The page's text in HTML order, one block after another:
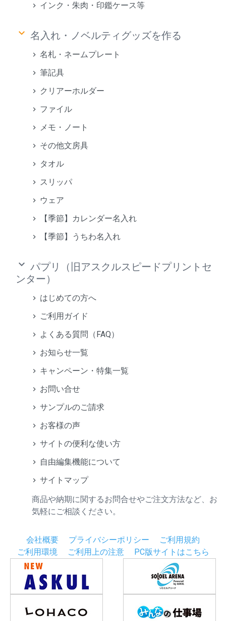
インク・朱肉・印鑑ケース等
keyboard_arrow_down 名入れ・ノベルティグッズを作る
名札・ネームプレート
筆記具
クリアーホルダー
ファイル
メモ・ノート
その他文房具
タオル
スリッパ
ウェア
【季節】カレンダー名入れ
【季節】うちわ名入れ
keyboard_arrow_down パプリ（旧アスクルスピードプリントセ
ンター）
はじめての方へ
ご利用ガイド
よくある質問（FAQ）
お知らせ一覧
キャンペーン・特集一覧
お問い合せ
サンプルのご請求
お客様の声
サイトの便利な使い方
自由編集機能について
サイトマップ
商品や納期に関するお問合せやご注文方法など、お
気軽にご相談ください。
会社概要 プライバシーポリシー
ご利用規約
ご利用環境
ご利用上の注意 PC版サイトはこちら